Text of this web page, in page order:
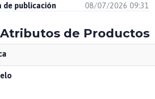
de publicación 08/07/2026 09:31
Atributos de Productos